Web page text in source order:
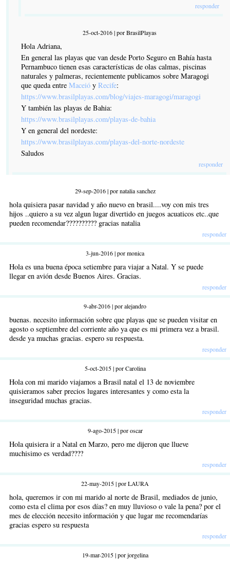
responder
25-oct-2016 | por BrasilPlayas
Hola Adriana,
En general las playas que van desde Porto Seguro en Bahía hasta
Pernambuco tienen esas características de olas calmas, piscinas
naturales y palmeras, recientemente publicamos sobre Maragogi
que queda entre Maceióy Recife:
https://www.brasilplayas.com/blog/viajes-maragogi/maragogi
Y también las playas de Bahia:
https://www.brasilplayas.com/playas-de-bahia
Y en general del nordeste:
https://www.brasilplayas.com/playas-del-norte-nordeste
Saludos
responder
29-sep-2016 | por natalia sanchez
hola quisiera pasar navidad y año nuevo en brasil....voy con mis tres
hijos ..quiero a su vez algun lugar divertido en juegos acuaticos etc..que
pueden recomendar?????????? gracias natalia
responder
3-jun-2016 | por monica
Hola es una buena época setiembre para viajar a Natal. Y se puede
llegar en avión desde Buenos Aires. Gracias.
responder
9-abr-2016 | por alejandro
buenas. necesito información sobre que playas que se pueden visitar en
agosto o septiembre del corriente año ya que es mi primera vez a brasil.
desde ya muchas gracias. espero su respuesta.
responder
5-oct-2015 | por Carolina
Hola con mi marido viajamos a Brasil natal el 13 de noviembre
quisieramos saber precios lugares interesantes y como esta la
inseguridad muchas gracias.
responder
9-ago-2015 | por oscar
Hola quisiera ir a Natal en Marzo, pero me dijeron que llueve
muchisimo es verdad????
responder
22-may-2015 | por LAURA
hola, queremos ir con mi marido al norte de Brasil, mediados de junio,
como esta el clima por esos días? en muy lluvioso o vale la pena? por el
mes de elección necesito información y que lugar me recomendarías
gracias espero su respuesta
responder
19-mar-2015 | por jorgelina